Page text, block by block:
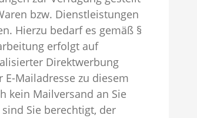
bzw. Dienstleistungen
Hierzu bedarf es gemäß §
erfolgt auf
Direktwerbung
E-Mailadresse zu diesem
kein Mailversand an Sie
Sie berechtigt, der